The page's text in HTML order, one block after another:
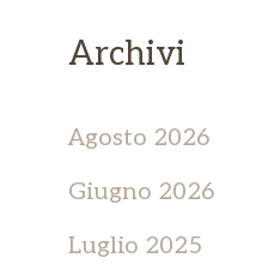
Archivi
Agosto 2026
Giugno 2026
Luglio 2025